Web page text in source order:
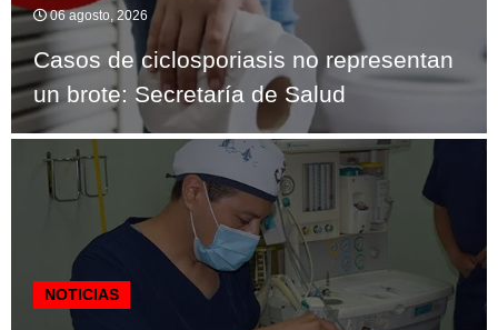
06 agosto, 2026
Casos de ciclosporiasis no representan
un brote: Secretaría de Salud
NOTICIAS